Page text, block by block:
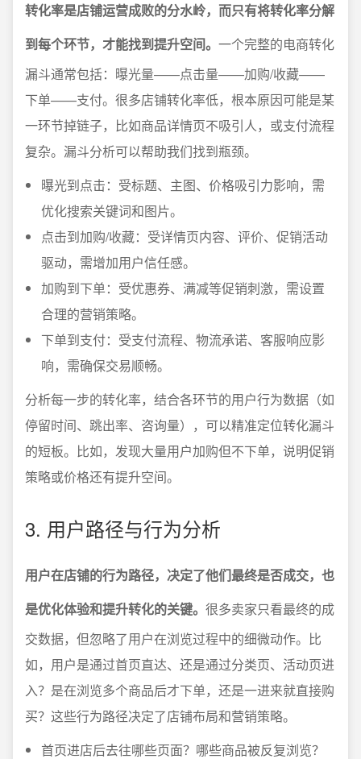
转化率是店铺运营成败的分水岭，而只有将转化率分解
到每个环节，才能找到提升空间。 一个完整的电商转化
漏斗通常包括：曝光量——点击量——加购/收藏——
下单——支付。很多店铺转化率低，根本原因可能是某
一环节掉链子，比如商品详情页不吸引人，或支付流程
复杂。漏斗分析可以帮助我们找到瓶颈。
曝光到点击：受标题、主图、价格吸引力影响，需
优化搜索关键词和图片。
点击到加购/收藏：受详情页内容、评价、促销活动
驱动，需增加用户信任感。
加购到下单：受优惠券、满减等促销刺激，需设置
合理的营销策略。
下单到支付：受支付流程、物流承诺、客服响应影
响，需确保交易顺畅。
分析每一步的转化率，结合各环节的用户行为数据（如
停留时间、跳出率、咨询量），可以精准定位转化漏斗
的短板。比如，发现大量用户加购但不下单，说明促销
策略或价格还有提升空间。
3. 用户路径与行为分析
用户在店铺的行为路径，决定了他们最终是否成交，也
是优化体验和提升转化的关键。 很多卖家只看最终的成
交数据，但忽略了用户在浏览过程中的细微动作。比
如，用户是通过首页直达、还是通过分类页、活动页进
入？是在浏览多个商品后才下单，还是一进来就直接购
买？这些行为路径决定了店铺布局和营销策略。
首页进店后去往哪些页面？哪些商品被反复浏览？